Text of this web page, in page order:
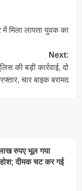
मिला लापता युवक का
Next:
की बड़ी कार्रवाई, दो
चार बाइक बरामद
रुपए भूल गया
दीमक चट कर गई